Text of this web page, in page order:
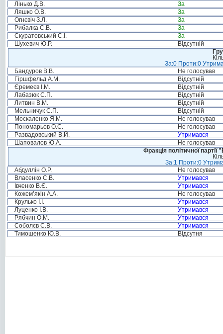
Лінько Д.В.
За
Ляшко О.В.
За
Огнєвіч З.Л.
За
Рибалка С.В.
За
Скуратовський С.І.
За
Шухевич Ю.Р.
Відсутній
За:0 Проти:0
Бандуров В.В.
Не голосував
Гіршфельд А.М.
Відсутній
Єремеєв І.М.
Відсутній
Лабазюк С.П.
Відсутній
Литвин В.М.
Відсутній
Мельничук С.П.
Відсутній
Москаленко Я.М.
Не голосував
Пономарьов О.С.
Не голосував
Развадовський В.Й.
Утримався
Шаповалов Ю.А.
Не голосував
Фракція політичної
За:1 Проти:0
Абдуллін О.Р.
Не голосував
Власенко С.В.
Утримався
Івченко В.Є.
Утримався
Кожем’якін А.А.
Не голосував
Крулько І.І.
Утримався
Луценко І.В.
Утримався
Рябчин О.М.
Утримався
Соболєв С.В.
Утримався
Тимошенко Ю.В.
Відсутня